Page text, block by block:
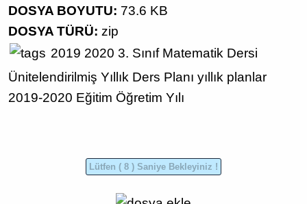
DOSYA BOYUTU: 73.6 KB
DOSYA TÜRÜ: zip
2019 2020 3. Sınıf Matematik Dersi
Ünitelendirilmiş Yıllık Ders Planı yıllık planlar
2019-2020 Eğitim Öğretim Yılı